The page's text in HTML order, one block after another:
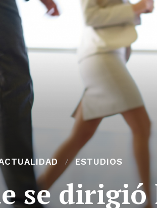
ESTUDIOS
se